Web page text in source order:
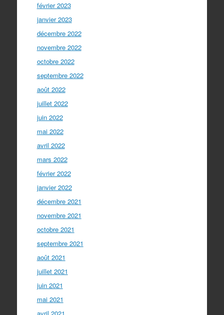
février 2023
janvier 2023
décembre 2022
novembre 2022
octobre 2022
septembre 2022
août 2022
juillet 2022
juin 2022
mai 2022
avril 2022
mars 2022
février 2022
janvier 2022
décembre 2021
novembre 2021
octobre 2021
septembre 2021
août 2021
juillet 2021
juin 2021
mai 2021